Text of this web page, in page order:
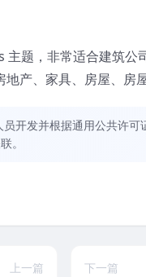
题，非常适合建筑公
产、家具、房屋、房
开发并根据通用公共许
。
上一篇 下一篇